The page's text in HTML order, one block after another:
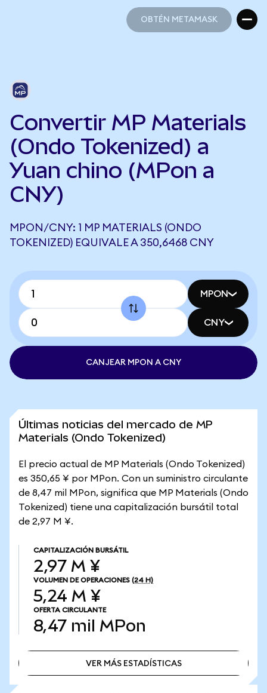
OBTÉN METAMASK
Convertir MP Materials
(Ondo Tokenized) a
Yuan chino (MPon a
CNY)
MPON/CNY: 1 MP MATERIALS (ONDO
TOKENIZED) EQUIVALE A 350,6468 CNY
MPON
CNY
CANJEAR MPON A CNY
Últimas noticias del mercado de MP
Materials (Ondo Tokenized)
El precio actual de MP Materials (Ondo Tokenized)
es 350,65 ¥ por MPon. Con un suministro circulante
de 8,47 mil MPon, significa que MP Materials (Ondo
Tokenized) tiene una capitalización bursátil total
de 2,97 M ¥.
CAPITALIZACIÓN BURSÁTIL
2,97 M ¥
VOLUMEN DE OPERACIONES (24 H)
5,24 M ¥
OFERTA CIRCULANTE
8,47 mil MPon
VER MÁS ESTADÍSTICAS